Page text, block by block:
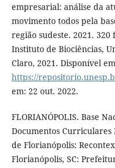
empresarial: análise da
movimento todos pela
região sudeste. 2021. 320
Instituto de Biociências,
Claro, 2021. Disponível
https://
em: 22 out. 2022.
FLORIANÓPOLIS. Base
Documentos
de Florianópolis:
Florianópolis, SC: